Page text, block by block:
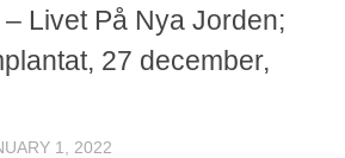
Livet På Nya Jorden;
27 december,
1, 2022